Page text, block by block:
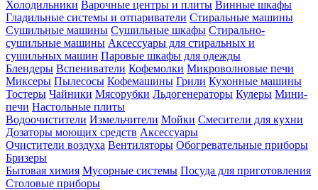
Холодильники Варочные центры и плиты Винные шкафы
Гладильные системы и отпариватели Стиральные машины
Сушильные машины Сушильные шкафы Стирально-
сушильные машины Аксессуары для стиральных и
сушильных машин Паровые шкафы для одежды
Блендеры Вспениватели Кофемолки Микроволновые печи
Миксеры Пылесосы Кофемашины Грили Кухонные машины
Тостеры Чайники Мясорубки Льдогенераторы Кулеры Мини-
печи Настольные плиты
Водоочистители Измельчители Мойки Смесители для кухни
Дозаторы моющих средств Аксессуары
Очистители воздуха Вентиляторы Обогревательные приборы
Бризеры
Бытовая химия Мусорные системы Посуда для приготовления
Столовые приборы